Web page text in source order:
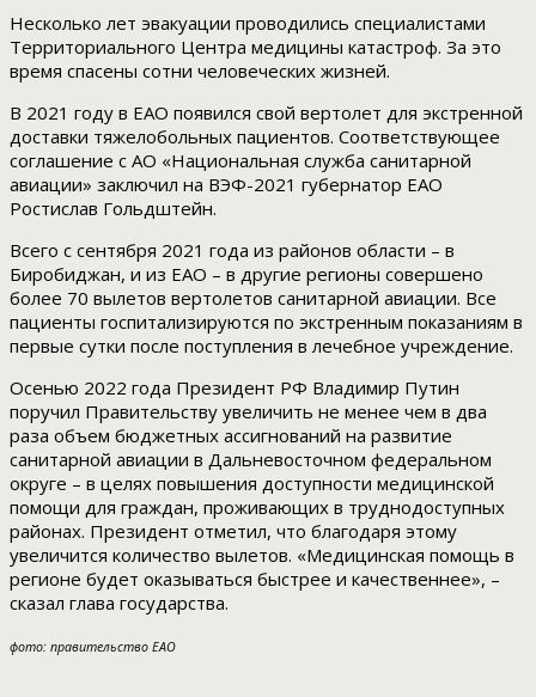
Несколько лет эвакуации проводились специалистами
Территориального Центра медицины катастроф. За это
время спасены сотни человеческих жизней.
В 2021 году в ЕАО появился свой вертолет для экстренной
доставки тяжелобольных пациентов. Соответствующее
соглашение с АО «Национальная служба санитарной
авиации» заключил на ВЭФ-2021 губернатор ЕАО
Ростислав Гольдштейн.
Всего с сентября 2021 года из районов области – в
Биробиджан, и из ЕАО – в другие регионы совершено
более 70 вылетов вертолетов санитарной авиации. Все
пациенты госпитализируются по экстренным показаниям в
первые сутки после поступления в лечебное учреждение.
Осенью 2022 года Президент РФ Владимир Путин
поручил Правительству увеличить не менее чем в два
раза объем бюджетных ассигнований на развитие
санитарной авиации в Дальневосточном федеральном
округе – в целях повышения доступности медицинской
помощи для граждан, проживающих в труднодоступных
районах. Президент отметил, что благодаря этому
увеличится количество вылетов. «Медицинская помощь в
регионе будет оказываться быстрее и качественнее», –
сказал глава государства.
фото: правительство ЕАО